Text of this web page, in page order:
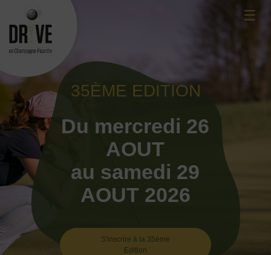
content
☰
35ÈME EDITION
Du mercredi 26
AOUT
au samedi 29
AOUT 2026
S'inscrire à la 35ème
Edition